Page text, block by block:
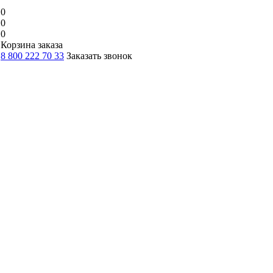
0
0
0
Корзина заказа
8 800 222 70 33 Заказать звонок